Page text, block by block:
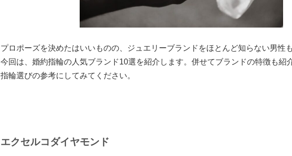
プロポーズを決めたはいいものの、ジュエリーブランドをほとんど知らない男性
今回は、婚約指輪の人気ブランド10選を紹介します。併せてブランドの特徴も紹
指輪選びの参考にしてみてください。
エクセルコダイヤモンド